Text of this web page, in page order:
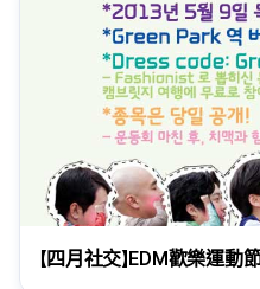
【四月社交】EDM歡樂運動